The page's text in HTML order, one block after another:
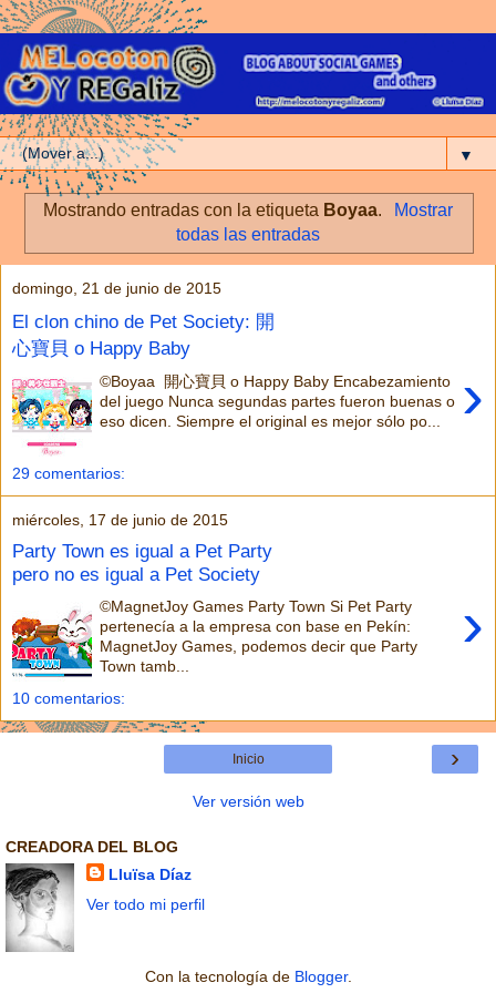
▼
Mostrando entradas con la etiqueta Boyaa.
Mostrar
todas las entradas
domingo, 21 de junio de 2015
El clon chino de Pet Society: 開
心寶貝 o Happy Baby
›
©Boyaa 開心寶貝 o Happy Baby Encabezamiento
del juego Nunca segundas partes fueron buenas o
eso dicen. Siempre el original es mejor sólo po...
29 comentarios:
miércoles, 17 de junio de 2015
Party Town es igual a Pet Party
pero no es igual a Pet Society
›
©MagnetJoy Games Party Town Si Pet Party
pertenecía a la empresa con base en Pekín:
MagnetJoy Games, podemos decir que Party
Town tamb...
10 comentarios:
›
Inicio
Ver versión web
CREADORA DEL BLOG
Lluïsa Díaz
Ver todo mi perfil
Con la tecnología de Blogger.